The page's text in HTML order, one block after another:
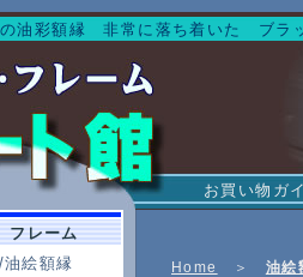
油彩額縁 非常に落ち着いた ブラ
お買い物ガ
Home ＞ 油絵
フレーム
絵額縁